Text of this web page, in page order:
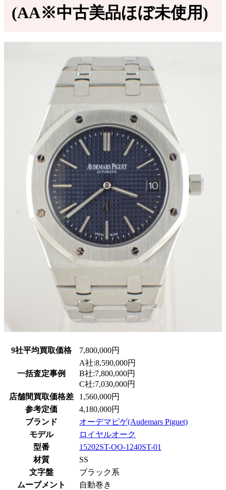
(AA※中古美品ほぼ未使用)
9社平均買取価格 7,800,000円
一括査定事例
A社:8,590,000円
B社:7,800,000円
C社:7,030,000円
店舗間買取価格差
1,560,000円
参考定価
4,180,000円
ブランド
オーデマピゲ(Audemars Piguet)
モデル
ロイヤルオーク
型番
15202ST-OO-1240ST-01
材質
SS
文字盤
ブラック系
ムーブメント
自動巻き